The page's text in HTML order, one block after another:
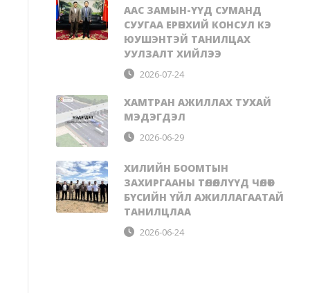
ААС ЗАМЫН-ҮҮД СУМАНД
СУУГАА ЕРӨНХИЙ КОНСУЛ КЭ
ЮУШЭНТЭЙ ТАНИЛЦАХ
УУЛЗАЛТ ХИЙЛЭЭ
2026-07-24
ХАМТРАН АЖИЛЛАХ ТУХАЙ
МЭДЭГДЭЛ
2026-06-29
ХИЛИЙН БООМТЫН
ЗАХИРГААНЫ ТӨЛӨӨЛЛҮҮД ЧӨЛӨӨТ
БҮСИЙН ҮЙЛ АЖИЛЛАГААТАЙ
ТАНИЛЦЛАА
2026-06-24